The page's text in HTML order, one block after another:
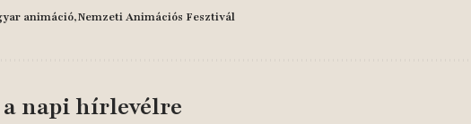
animáció Nemzeti Animációs Fesztivál
napi hírlevélre